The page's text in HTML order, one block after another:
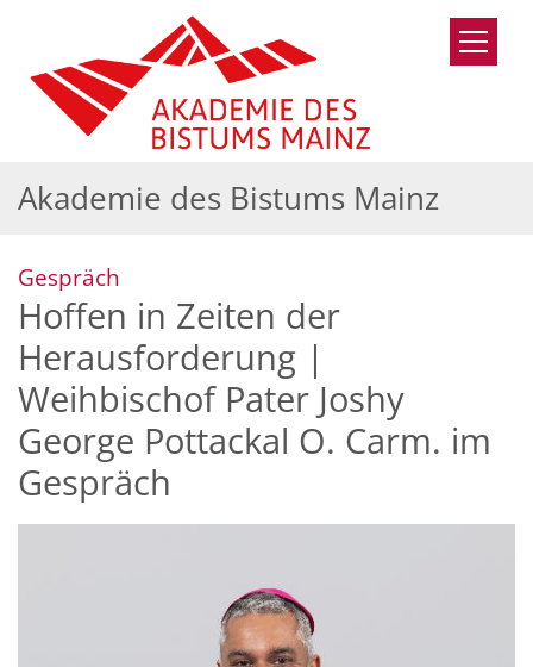
Zum Inhalt springen
Akademie des Bistums Mainz
Gespräch
Hoffen in Zeiten der
Herausforderung |
Weihbischof Pater Joshy
George Pottackal O. Carm. im
Gespräch